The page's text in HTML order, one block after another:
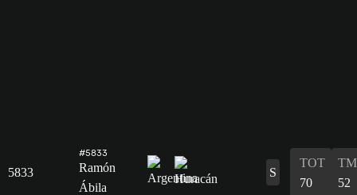
5833
#5833
Ramón
Ábila
S
TOT
70
52